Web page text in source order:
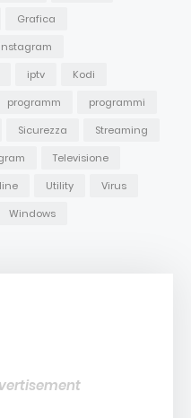
Grafica
Instagram
iptv
Kodi
programm
programmi
Sicurezza
Streaming
Televisione
Utility
Virus
Windows